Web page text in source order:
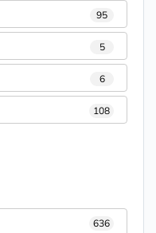
95
5
6
108
636